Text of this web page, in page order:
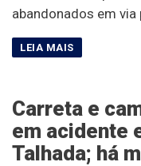
abandonados em via
Carreta e
em acidente
Talhada; há